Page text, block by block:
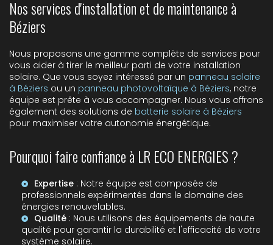
Nos services d'installation et de maintenance à
Béziers
Nous proposons une gamme complète de services pour
vous aider à tirer le meilleur parti de votre installation
solaire. Que vous soyez intéressé par un panneau solaire
à Béziers ou un panneau photovoltaïque à Béziers, notre
équipe est prête à vous accompagner. Nous vous offrons
également des solutions de batterie solaire à Béziers
pour maximiser votre autonomie énergétique.
Pourquoi faire confiance à LR ECO ENERGIES ?
Expertise : Notre équipe est composée de
professionnels expérimentés dans le domaine des
énergies renouvelables.
Qualité : Nous utilisons des équipements de haute
qualité pour garantir la durabilité et l'efficacité de votre
système solaire.